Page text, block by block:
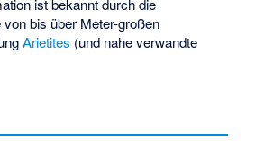
ist bekannt durch die
bis über Meter-großen
Arietites (und nahe verwandte